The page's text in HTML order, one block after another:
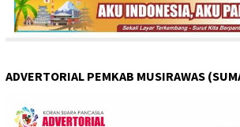
ADVERTORIAL PEMKAB MUSIRAWAS